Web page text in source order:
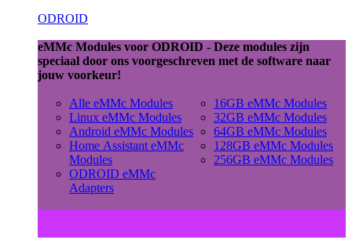
ODROID
eMMc Modules voor ODROID - Deze modules zijn
speciaal door ons voorgeschreven met de software naar
jouw voorkeur!
Alle eMMc Modules
Linux eMMc Modules
Android eMMc Modules
Home Assistant eMMc
Modules
ODROID eMMc
Adapters
16GB eMMc Modules
32GB eMMc Modules
64GB eMMc Modules
128GB eMMc Modules
256GB eMMc Modules